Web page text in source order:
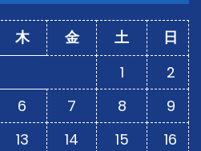
木 金 土
日
1
2
6 7 8
9
13 14 15
16